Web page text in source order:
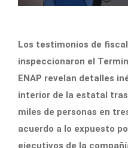
Los testimonios de
inspeccionaron el
ENAP revelan detalles
interior de la estatal
miles de personas en
acuerdo a lo expuesto